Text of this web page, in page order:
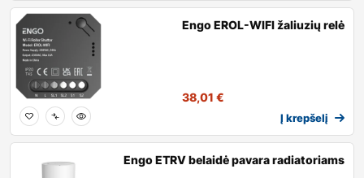
Engo EROL-WIFI žaliuzių relė
38,01 €
Į krepšelį
Engo ETRV belaidė pavara radiatoriams